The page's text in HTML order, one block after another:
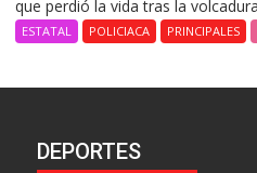
que perdió la vida tras la
ESTATAL POLICIACA PRINCIPALES
DEPORTES